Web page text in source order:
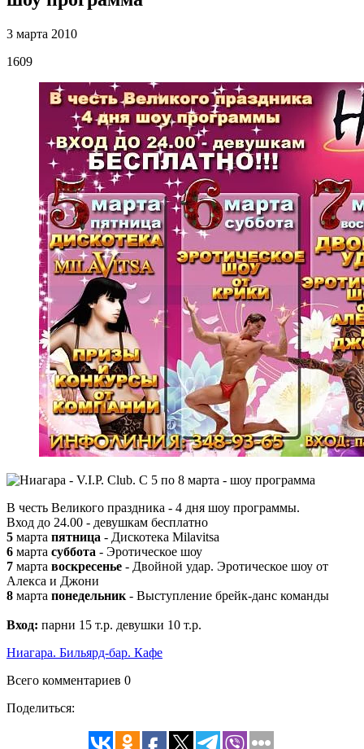
3 марта 2010
1609
В честь Великого праздника - 4 дня шоу программы.
Вход до 24.00 - девушкам бесплатно
5 марта пятница - Дискотека Milavitsa
6 марта суббота - Эротическое шоу
7 марта воскресенье - Двойной удар. Эротическое шоу от
Алекса и Джони
8 марта понедельник - Выступление брейк-данс команды
Вход: парни 15 т.р. девушки 10 т.р.
Ниагара. Бильярд-бар. Кафе
Всего комментариев 0
Поделиться: